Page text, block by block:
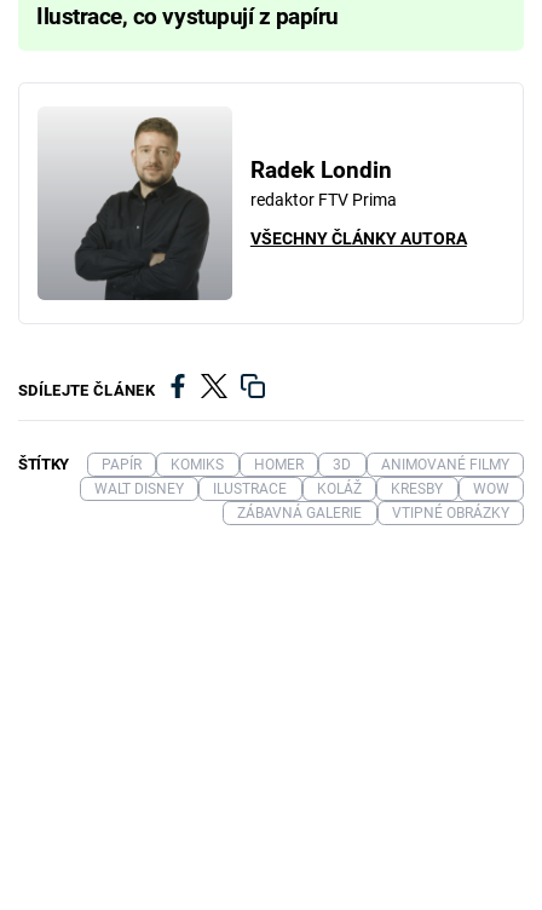
Ilustrace, co vystupují z papíru
Radek Londin
redaktor FTV Prima
VŠECHNY ČLÁNKY AUTORA
SDÍLEJTE ČLÁNEK
ŠTÍTKY PAPÍR KOMIKS HOMER 3D
ANIMOVANÉ FILMY
WALT DISNEY
ILUSTRACE KOLÁŽ KRESBY
WOW
ZÁBAVNÁ GALERIE
VTIPNÉ OBRÁZKY